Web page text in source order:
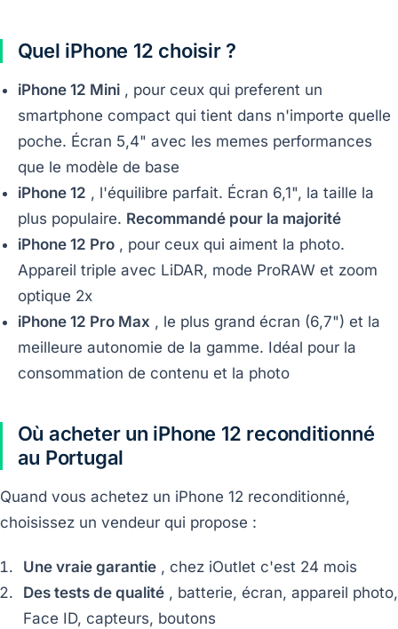
Quel iPhone 12 choisir ?
iPhone 12 Mini , pour ceux qui preferent un
smartphone compact qui tient dans n'importe quelle
poche. Écran 5,4" avec les memes performances
que le modèle de base
iPhone 12 , l'équilibre parfait. Écran 6,1", la taille la
plus populaire. Recommandé pour la majorité
iPhone 12 Pro , pour ceux qui aiment la photo.
Appareil triple avec LiDAR, mode ProRAW et zoom
optique 2x
iPhone 12 Pro Max , le plus grand écran (6,7") et la
meilleure autonomie de la gamme. Idéal pour la
consommation de contenu et la photo
Où acheter un iPhone 12 reconditionné
au Portugal
Quand vous achetez un iPhone 12 reconditionné,
choisissez un vendeur qui propose :
Une vraie garantie , chez iOutlet c'est 24 mois
Des tests de qualité , batterie, écran, appareil photo,
Face ID, capteurs, boutons